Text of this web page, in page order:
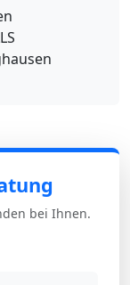
bei Ihnen.